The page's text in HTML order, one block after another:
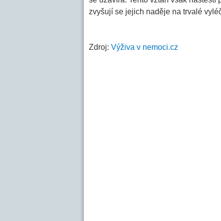
zvyšují se jejich naděje na trvalé
Zdroj: Výživa v nemoci.cz